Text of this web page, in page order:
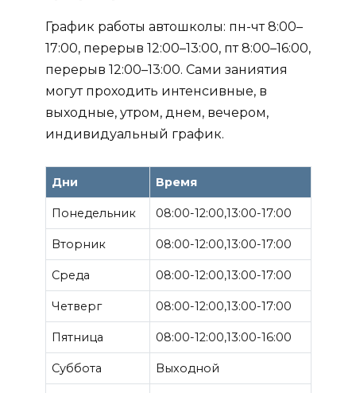
График работы автошколы: пн-чт 8:00–
17:00, перерыв 12:00–13:00, пт 8:00–16:00,
перерыв 12:00–13:00. Сами заниятия
могут проходить интенсивные, в
выходные, утром, днем, вечером,
индивидуальный график.
Дни Время
Понедельник 08:00-12:00,13:00-17:00
Вторник 08:00-12:00,13:00-17:00
Среда 08:00-12:00,13:00-17:00
Четверг 08:00-12:00,13:00-17:00
Пятница 08:00-12:00,13:00-16:00
Суббота Выходной